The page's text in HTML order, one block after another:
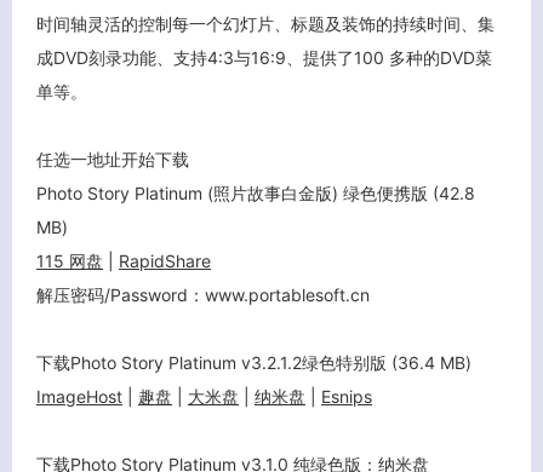
时间轴灵活的控制每一个幻灯片、标题及装饰的持续时间、集
成DVD刻录功能、支持4:3与16:9、提供了100 多种的DVD菜
单等。
任选一地址开始下载
Photo Story Platinum (照片故事白金版) 绿色便携版 (42.8
MB)
115 网盘
RapidShare
解压密码/Password：www.portablesoft.cn
下载Photo Story Platinum v3.2.1.2绿色特别版 (36.4 MB)
ImageHost
趣盘 大米盘 纳米盘 Esnips
下载Photo Story Platinum v3.1.0 纯绿色版： 纳米盘
客服小美